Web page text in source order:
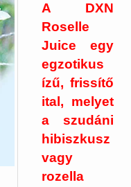
A DXN
Roselle
Juice egy
egzotikus
ízű, frissítő
ital, melyet
a szudáni
hibiszkusz
vagy
rozella